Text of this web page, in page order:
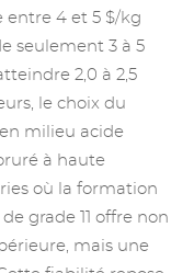
entre 4 et 5 $/kg
seulement 3 à 5
2,0 à 2,5
le choix du
milieu acide
à haute
où la formation
grade 11 offre non
mais une